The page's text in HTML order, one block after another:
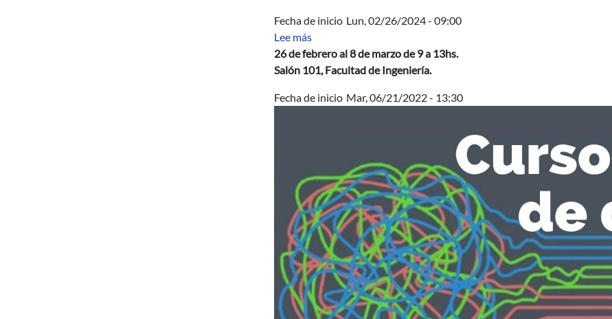
Fecha de inicio Lun, 02/26/2024 - 09:00
Lee mássobre Predicción genómica: desde regresiones lineales a redes
26 de febrero al 8 de marzo de 9 a 13hs.
Salón 101, Facultad de Ingeniería.
Fecha de inicio Mar, 06/21/2022 - 13:30